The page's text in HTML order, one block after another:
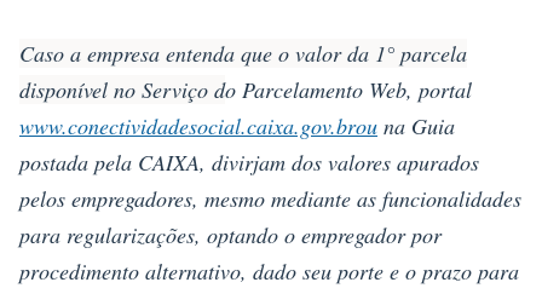
Caso a empresa entenda que o valor da 1° parcela
disponível no Serviço do Parcelamento Web, portal
www.conectividadesocial.caixa.gov.brou na Guia
postada pela CAIXA, divirjam dos valores apurados
pelos empregadores, mesmo mediante as funcionalidades
para regularizações, optando o empregador por
procedimento alternativo, dado seu porte e o prazo para